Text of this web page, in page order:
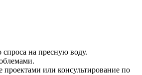
на пресную воду.
проектами или консультирование по